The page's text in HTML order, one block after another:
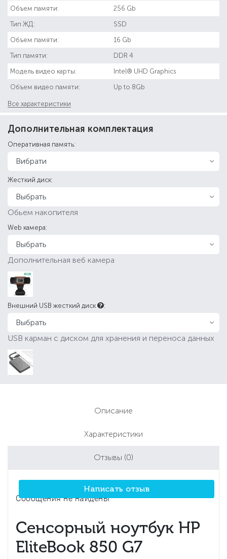
Объем памяти: 256 Gb
Тип ЖД: SSD
Объем памяти: 16 Gb
Тип памяти: DDR 4
Модель видео карты: Intel® UHD Graphics
Объем видео памяти: Up to 8Gb
Все характеристики
Дополнительная комплектация
Оперативная память:
Жесткий диск:
Обьем накопителя
Web камера:
Дополнительная веб камера
Внешний USB жесткий диск :
USB карман с диском для хранения и переноса данных
Описание
Характеристики
Отзывы (0)
Сообщения не найдены
Написать отзыв
Сенсорный ноутбук HP
EliteBook 850 G7